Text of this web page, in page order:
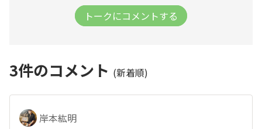
トークにコメントする
3件のコメント (新着順)
岸本紘明